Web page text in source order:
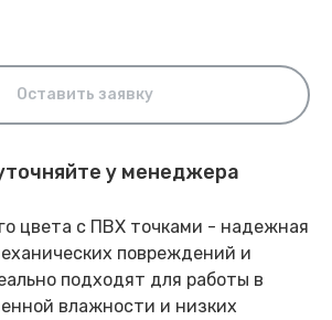
Оставить заявку
у менеджера
цвета с ПВХ точками - надежная
повреждений и
подходят для работы в
влажности и низких